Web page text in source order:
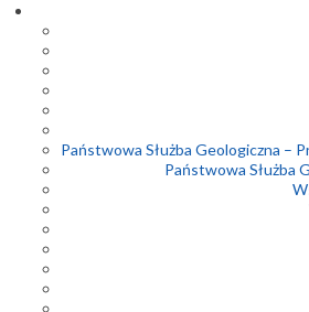
Państwowa Służba Geologiczna –
Państwowa Służba